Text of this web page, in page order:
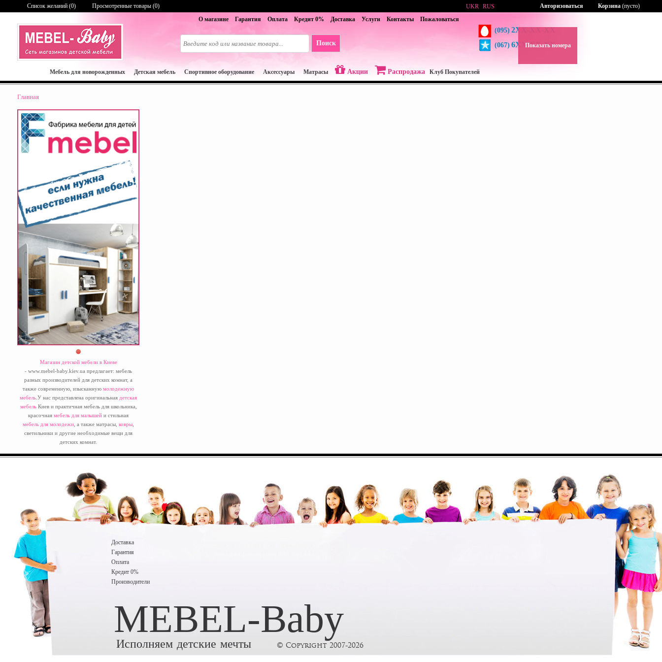
О магазине Гарантия Оплата Кредит 0% Доставка Услуги Контакты Пожаловаться
(095) 2XX-XX-XX
(067) 6XX-XX-XX
Показать номера
UKR RUS
Список желаний (0) Просмотренные товары (0) Корзина (пусто)
Авторизоваться
Мебель для новорожденных Детская мебель Спортивное оборудование Аксессуары Матрасы Акции Распродажа Клуб Покупателей
Главная
Магазин детской мебели в Киеве
- www.mebel-baby.kiev.ua предлагает: мебель
разных производителей для детских комнат, а
также современную, изысканную молодежную
мебель .У нас представлена оригинальная детская
мебельКиев и практичная мебель для школьника,
красочная мебель для малышей и стильная
мебель для молодежи , а также матрасы, ковры
светильники и другие необходимые вещи для
детских комнат.
Доставка
Гарантия
Оплата
Кредит 0%
Производители
MEBEL-Baby
Исполняем детские мечты © Copyright 2007-2026